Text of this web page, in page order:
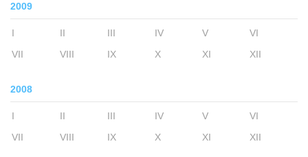
2009
I II III IV V
VI
VII
VIII IX X XI XII
2008
I II III IV V
VI
VII
VIII IX X XI XII